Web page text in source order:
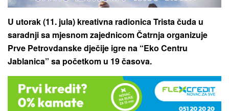
U utorak (11. jula) kreativna radionica Trista čuda u
saradnji sa mjesnom zajednicom Čatrnja organizuje
Prve Petrovdanske dječije igre na “Eko Centru
Jablanica” sa početkom u 19 časova.